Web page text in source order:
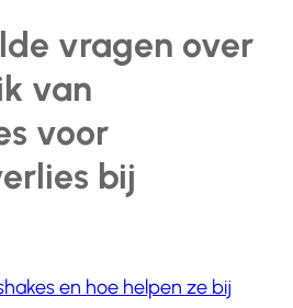
vragen over
van
voor
bij
en hoe helpen ze bij